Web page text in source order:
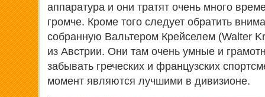
аппаратура и они тратят очень много
громче. Кроме того следует обратить
собранную Вальтером Крейселем (Walter
из Австрии. Они там очень умные и
забывать греческих и французских
момент являются лучшими в дивизионе.